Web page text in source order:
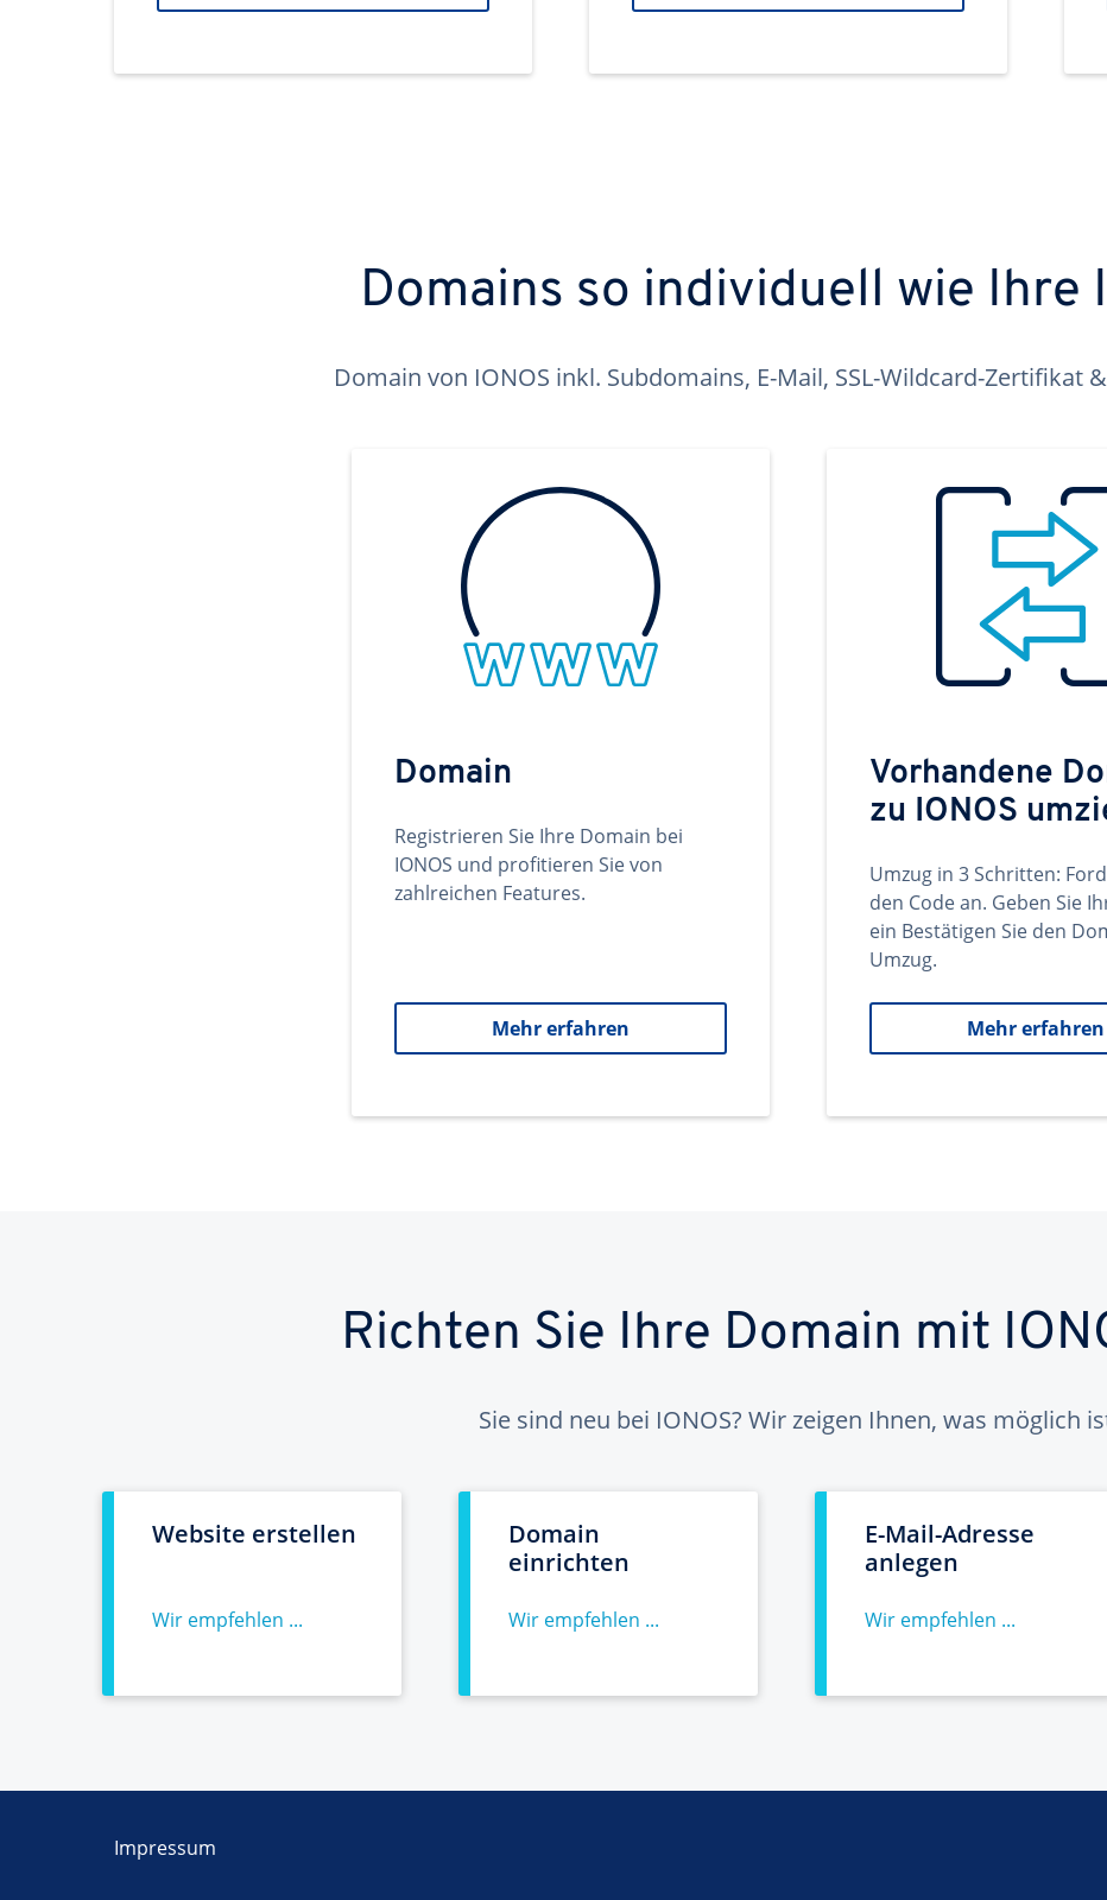
Domains so individuell wie Ihre
Domain von IONOS inkl. Subdomains, E-Mail, SSL-Wildcard-Zertifikat
Domain
Registrieren Sie Ihre Domain bei
IONOS und profitieren Sie von
zahlreichen Features.
Mehr erfahren
Vorhandene
zu IONOS
Umzug in 3 Schritten:
den Code an. Geben Sie
ein Bestätigen Sie den
Umzug.
Mehr erfahren
Richten Sie Ihre Domain mit
Sie sind neu bei IONOS? Wir zeigen Ihnen, was möglich
Website erstellen
Wir empfehlen ...
Domain
einrichten
Wir empfehlen ...
E-Mail-Adresse
anlegen
Wir empfehlen ...
Impressum